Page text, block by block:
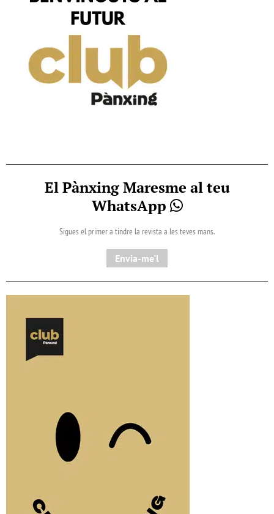
El Pànxing Maresme al teu
WhatsApp
Sigues el primer a tindre la revista a les teves mans.
Envia-me'l